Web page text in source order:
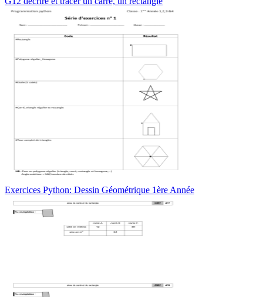
Exercices Python: Dessin Géométrique 1ère Année